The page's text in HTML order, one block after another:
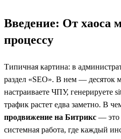
Введение: От хаоса
процессу
Типичная картина: в
раздел «SEO». В нем — десяток
настраиваете ЧПУ, генерируете
трафик растет едва заметно. В
продвижение на Битрикс — это
системная работа, где каждый